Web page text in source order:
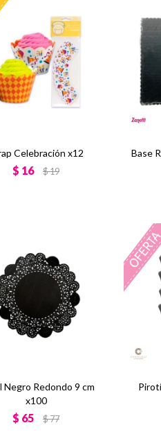
Celebración x12
$ 16 $19
Base
Negro Redondo 9 cm
x100
$ 65 $77